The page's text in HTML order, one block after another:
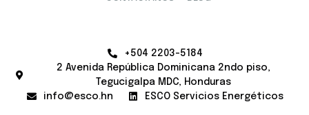
+504 2203-5184
2 Avenida República Dominicana 2ndo piso,
Tegucigalpa MDC, Honduras
info@esco.hn
ESCO Servicios Energéticos